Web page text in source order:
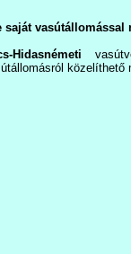
saját vasútállomással
Hidasnémeti
közelíthető